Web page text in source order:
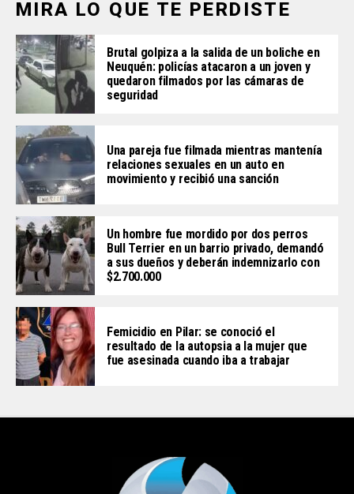
MIRA LO QUE TE PERDISTE
Brutal golpiza a la salida de un boliche en
Neuquén: policías atacaron a un joven y
quedaron filmados por las cámaras de
seguridad
Una pareja fue filmada mientras mantenía
relaciones sexuales en un auto en
movimiento y recibió una sanción
Un hombre fue mordido por dos perros
Bull Terrier en un barrio privado, demandó
a sus dueños y deberán indemnizarlo con
$2.700.000
Femicidio en Pilar: se conoció el
resultado de la autopsia a la mujer que
fue asesinada cuando iba a trabajar